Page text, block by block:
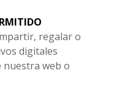
regalar o
digitales
nuestra web o